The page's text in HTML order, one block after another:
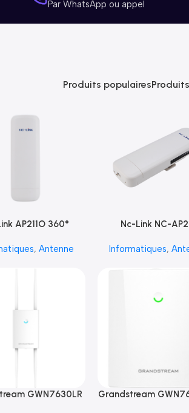
Par WhatsApp ou appel
Produits populaires
AP211O 360°
, Antenne
Nc-Link NC-
Informatiques,
GWN7630LR Grandstream